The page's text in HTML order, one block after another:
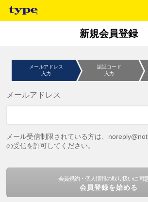
新規会員登録
メールアドレス
入力
認証コード
入力
メールアドレス
メール受信制限されている方は、
の受信を許可してください。
会員規約・個人情報の取り扱いに同
会員登録を始める